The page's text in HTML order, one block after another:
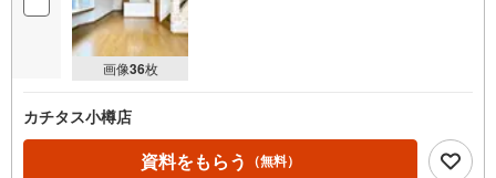
画像36枚
カチタス小樽店
資料をもらう （無料）